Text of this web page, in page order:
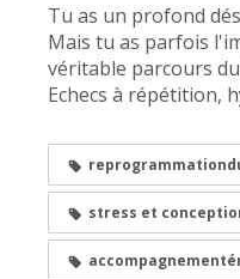
Tu as un profond
Mais tu as parfois
véritable parcours
Echecs à répétition,
stress et